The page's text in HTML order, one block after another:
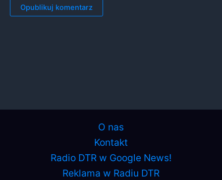
O nas
Kontakt
Radio DTR w Google News!
Reklama w Radiu DTR